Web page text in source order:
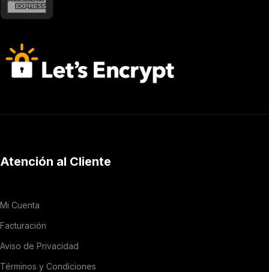
Atención al Cliente
Mi Cuenta
Facturación
Aviso de Privacidad
Términos y Condiciones